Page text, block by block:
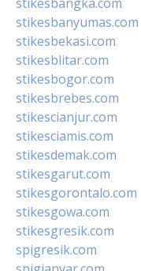
stikesbanyumas.com
stikesbekasi.com
stikesblitar.com
stikesbogor.com
stikesbrebes.com
stikescianjur.com
stikesciamis.com
stikesdemak.com
stikesgarut.com
stikesgorontalo.com
stikesgowa.com
stikesgresik.com
spigresik.com